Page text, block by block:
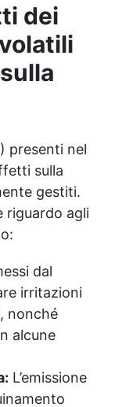
Glass A 2
dei
presenti nel
sulla
gestiti.
riguardo agli
dal
irritazioni
nonché
alcune
L’emissione